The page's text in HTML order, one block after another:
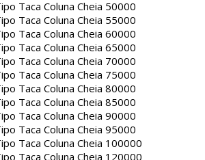
Taca Coluna Cheia 50000
Taca Coluna Cheia 55000
Taca Coluna Cheia 60000
Taca Coluna Cheia 65000
Taca Coluna Cheia 70000
Taca Coluna Cheia 75000
Taca Coluna Cheia 80000
Taca Coluna Cheia 85000
Taca Coluna Cheia 90000
Taca Coluna Cheia 95000
Taca Coluna Cheia 100000
Taca Coluna Cheia 120000